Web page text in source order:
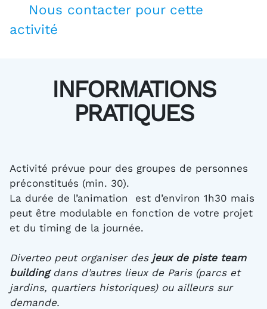
Nous contacter pour cette
activité
INFORMATIONS
PRATIQUES
Activité prévue pour des groupes de personnes
préconstitués (min. 30).
La durée de l’animation est d’environ 1h30 mais
peut être modulable en fonction de votre projet
et du timing de la journée.
Diverteo peut organiser des jeux de piste team
buildingdans d’autres lieux de Paris (parcs et
jardins, quartiers historiques) ou ailleurs sur
demande.